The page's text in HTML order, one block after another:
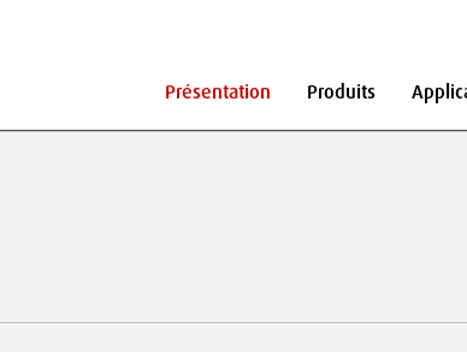
Présentation Produits